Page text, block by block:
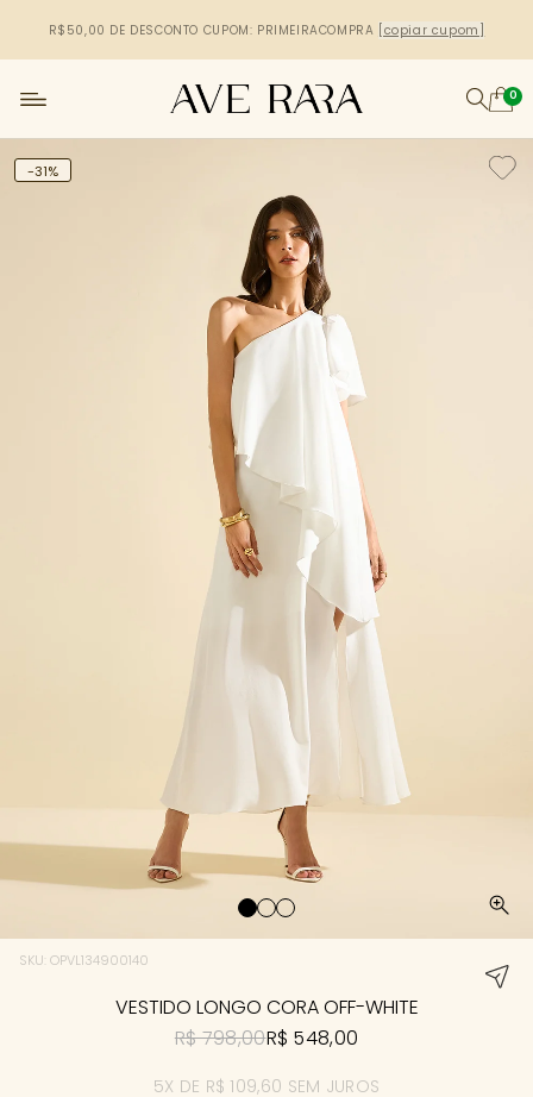
R$50,00 DE DESCONTO CUPOM: PRIMEIRACOMPRA [copiar cupom]
0
-31%
SKU: OPVL134900140
VESTIDO LONGO CORA OFF-WHITE
R$ 798,00R$ 548,00
5X DE R$ 109,60 SEM JUROS